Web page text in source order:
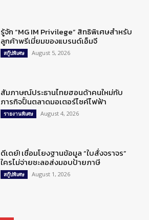
รู้จัก “MG IM Privilege” สิทธิพิเศษสำหรับ
ลูกค้าพรีเมี่ยมของแบรนด์เอ็มจี
สกู๊ปพิเศษ August 5, 2026
สัมภาษณ์ประธานไทยฮอนด้าคนใหม่กับ
ภารกิจปั้นตลาดมอเตอร์ไซค์ไฟฟ้า
รายงานพิเศษ August 4, 2026
ดีเดย์! เชื่อมโยงฐานข้อมูล “ใบสั่งจราจร”
ใครไม่จ่ายชะลอส่งมอบป้ายภาษี
สกู๊ปพิเศษ August 1, 2026